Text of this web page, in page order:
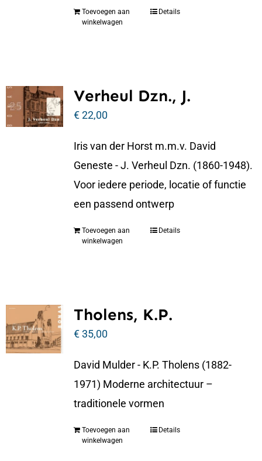
Toevoegen aan
winkelwagen
Details
Verheul Dzn., J.
€22,00
Iris van der Horst m.m.v. David
Geneste - J. Verheul Dzn. (1860-1948).
Voor iedere periode, locatie of functie
een passend ontwerp
Toevoegen aan
winkelwagen
Details
Tholens, K.P.
€35,00
David Mulder - K.P. Tholens (1882-
1971) Moderne architectuur –
traditionele vormen
Toevoegen aan
winkelwagen
Details